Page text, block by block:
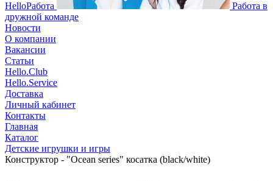
HelloРабота
Работа в
дружной команде
Новости
О компании
Вакансии
Статьи
Hello.Club
Hello.Service
Доставка
Личный кабинет
Контакты
Главная
Каталог
Детские игрушки и игры
Конструктор - "Ocean series" косатка (black/white)